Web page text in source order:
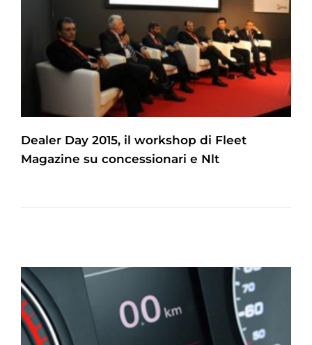
Dealer Day 2015, il workshop di Fleet
Magazine su concessionari e Nlt